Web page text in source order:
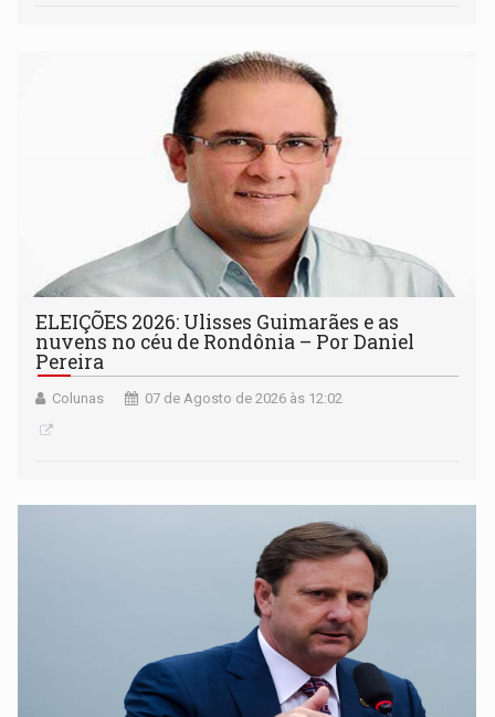
ELEIÇÕES 2026: Ulisses Guimarães e as
nuvens no céu de Rondônia – Por Daniel
Pereira
Colunas 07 de Agosto de 2026 às 12:02